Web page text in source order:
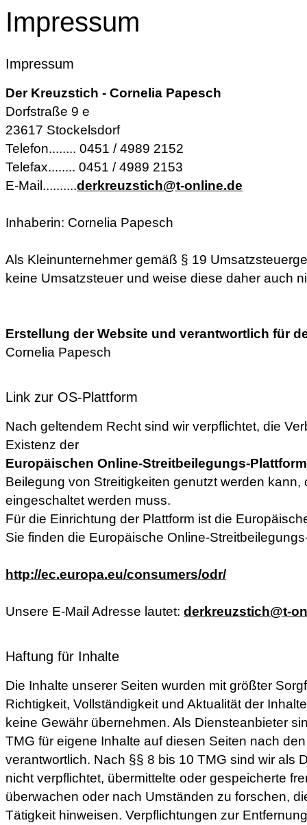
Impressum
Impressum
Der Kreuzstich - Cornelia Papesch
Dorfstraße 9 e
23617 Stockelsdorf
Telefon........ 0451 / 4989 2152
Telefax........ 0451 / 4989 2153
E-Mail..........derkreuzstich@t-online.de
Inhaberin: Cornelia Papesch
Als Kleinunternehmer gemäß § 19
keine Umsatzsteuer und weise diese daher auch
Erstellung der Website und verantwortlich für
Cornelia Papesch
Link zur OS-Plattform
Nach geltendem Recht sind wir verpflichtet, die
Existenz der
Europäischen Online-Streitbeilegungs-Plattform
Beilegung von Streitigkeiten genutzt werden kann,
eingeschaltet werden muss.
Für die Einrichtung der Plattform ist die
Sie finden die Europäische Online-
http://ec.europa.eu/consumers/odr/
Unsere E-Mail Adresse lautet: derkreuzstich@t-
Haftung für Inhalte
Die Inhalte unserer Seiten wurden mit größter
Richtigkeit, Vollständigkeit und Aktualität der
keine Gewähr übernehmen. Als Diensteanbieter
TMG für eigene Inhalte auf diesen Seiten nach
verantwortlich. Nach §§ 8 bis 10 TMG sind wir als
nicht verpflichtet, übermittelte oder gespeicherte
überwachen oder nach Umständen zu forschen,
Tätigkeit hinweisen. Verpflichtungen zur